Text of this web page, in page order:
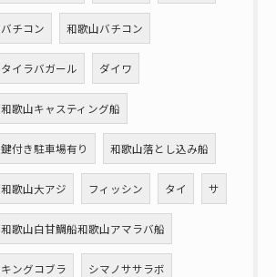
バチコン 和歌山バチコン
タイラバガール ダイワ
和歌山キャスティング船
鍵付き駐車場有り 和歌山落とし込み船
和歌山大アジ フィッシン タイ サ
和歌山白甘鯛船和歌山アマラバ船
キングコブラ シマノササラボ